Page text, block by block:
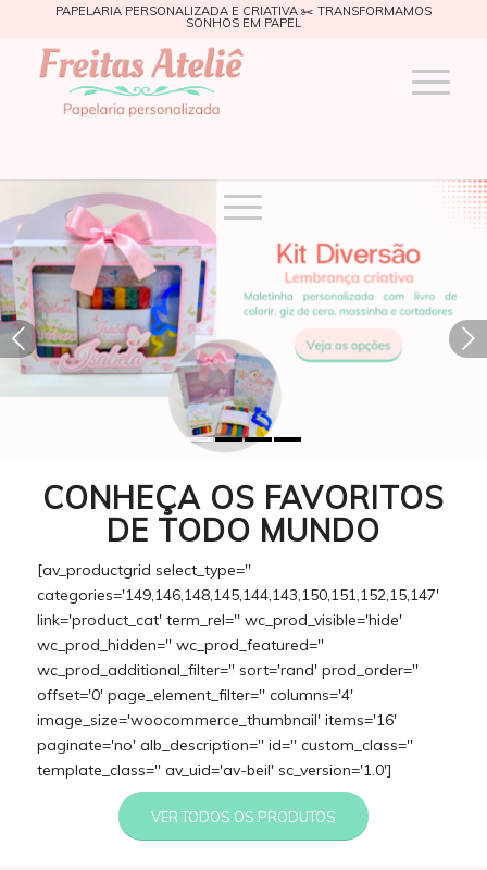
PAPELARIA PERSONALIZADA E CRIATIVA ✂️ TRANSFORMAMOS
SONHOS EM PAPEL
Próximo
CONHEÇA OS FAVORITOS
DE TODO MUNDO
[av_productgrid select_type=''
categories='149,146,148,145,144,143,150,151,152,15,147'
link='product_cat' term_rel='' wc_prod_visible='hide'
wc_prod_hidden='' wc_prod_featured=''
wc_prod_additional_filter='' sort='rand' prod_order=''
offset='0' page_element_filter='' columns='4'
image_size='woocommerce_thumbnail' items='16'
paginate='no' alb_description='' id='' custom_class=''
template_class='' av_uid='av-beil' sc_version='1.0']
VER TODOS OS PRODUTOS